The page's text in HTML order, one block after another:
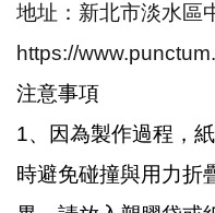
地址：新北市淡水區
https://
注意事項
1、因為製作過程，
時避免碰撞與用力折